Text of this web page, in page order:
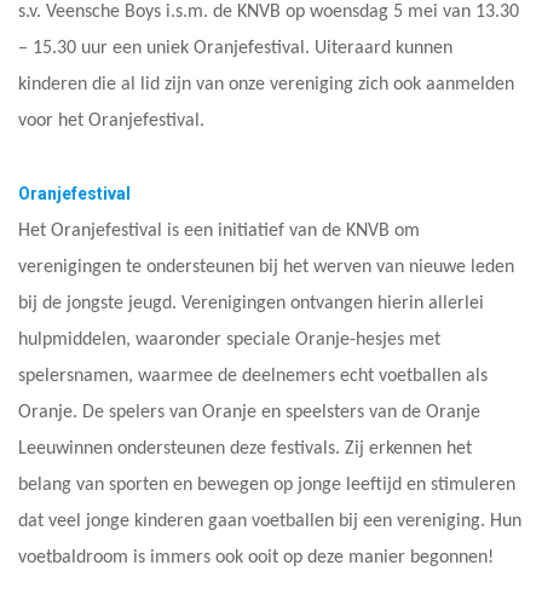
s.v. Veensche Boys i.s.m. de KNVB op woensdag 5 mei van 13.30
– 15.30 uur een uniek Oranjefestival. Uiteraard kunnen
kinderen die al lid zijn van onze vereniging zich ook aanmelden
voor het Oranjefestival.
Oranjefestival
Het Oranjefestival is een initiatief van de KNVB om
verenigingen te ondersteunen bij het werven van nieuwe leden
bij de jongste jeugd. Verenigingen ontvangen hierin allerlei
hulpmiddelen, waaronder speciale Oranje-hesjes met
spelersnamen, waarmee de deelnemers echt voetballen als
Oranje. De spelers van Oranje en speelsters van de Oranje
Leeuwinnen ondersteunen deze festivals. Zij erkennen het
belang van sporten en bewegen op jonge leeftijd en stimuleren
dat veel jonge kinderen gaan voetballen bij een vereniging. Hun
voetbaldroom is immers ook ooit op deze manier begonnen!